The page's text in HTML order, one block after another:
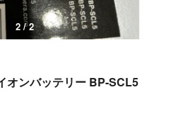
2 / 2
オンバッテリー BP-SCL5